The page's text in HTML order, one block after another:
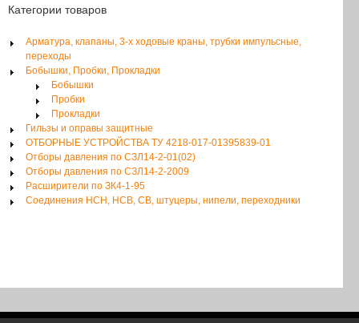
Категории товаров
Арматура, клапаны, 3-х ходовые краны, трубки импульсные,
переходы
Бобышки, Пробки, Прокладки
Бобышки
Пробки
Прокладки
Гильзы и оправы защитные
ОТБОРНЫЕ УСТРОЙСТВА ТУ 4218-017-01395839-01
Отборы давления по СЗЛ14-2-01(02)
Отборы давления по СЗЛ14-2-2009
Расширители по ЗК4-1-95
Соединения НСН, НСВ, СВ, штуцеры, нипели, переходники